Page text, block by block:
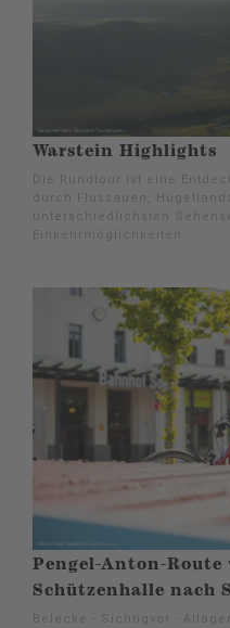
Warstein Highlights
Die Rundtour ist eine
durch Flussauen,
unterschiedlichsten
Einkehrmöglichkeiten.
Pengel-Anton-Route
Schützenhalle nach
Belecke - Sichtigvor -